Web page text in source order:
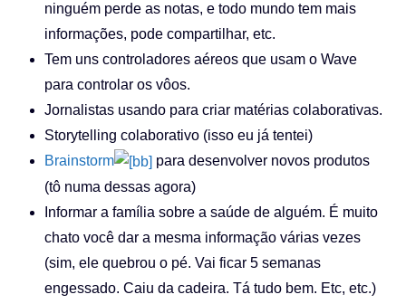
ninguém perde as notas, e todo mundo tem mais
informações, pode compartilhar, etc.
Tem uns controladores aéreos que usam o Wave
para controlar os vôos.
Jornalistas usando para criar matérias colaborativas.
Storytelling colaborativo (isso eu já tentei)
Brainstorm
para desenvolver novos produtos
(tô numa dessas agora)
Informar a família sobre a saúde de alguém. É muito
chato você dar a mesma informação várias vezes
(sim, ele quebrou o pé. Vai ficar 5 semanas
engessado. Caiu da cadeira. Tá tudo bem. Etc, etc.)